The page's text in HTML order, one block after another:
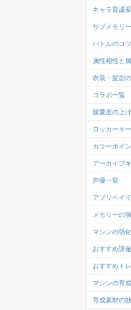
キャラ育成
サブメモリ
バトルのコ
属性相性と
衣装・髪型
コラボ一覧
親愛度の上
ロッカーキ
カラーポイ
アーカイブ
声優一覧
アプリペイ
メモリーの
マシンの強
おすすめ課
おすすめト
マシンの育
育成素材の